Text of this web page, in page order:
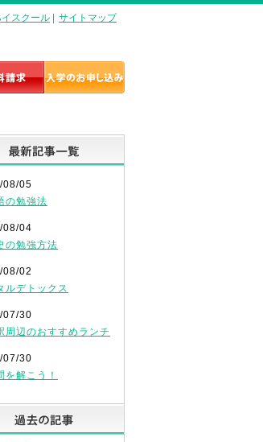
スクール サイトマップ
08/05
の勉強法
08/04
の勉強方法
08/02
ルデトックス
07/30
周辺のおすすめランチ
07/30
を解こう！